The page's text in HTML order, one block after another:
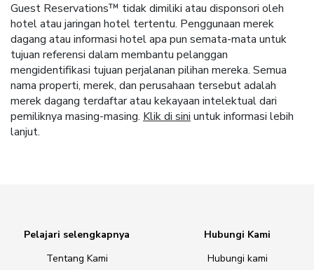
Guest Reservations™ tidak dimiliki atau disponsori oleh
hotel atau jaringan hotel tertentu. Penggunaan merek
dagang atau informasi hotel apa pun semata-mata untuk
tujuan referensi dalam membantu pelanggan
mengidentifikasi tujuan perjalanan pilihan mereka. Semua
nama properti, merek, dan perusahaan tersebut adalah
merek dagang terdaftar atau kekayaan intelektual dari
pemiliknya masing-masing. Klik di sini untuk informasi lebih
lanjut.
Pelajari selengkapnya
Tentang Kami
Hubungi Kami
Hubungi kami